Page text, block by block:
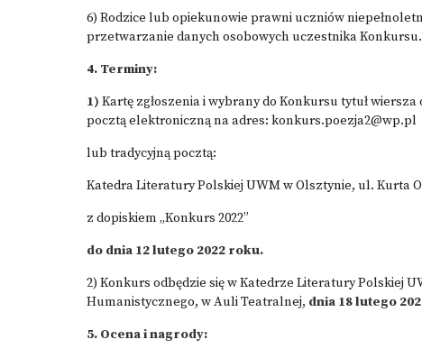
6) Rodzice lub opiekunowie prawni uczniów
przetwarzanie danych osobowych uczestnika
4. Terminy:
1) Kartę zgłoszenia i wybrany do Konkursu tytuł
pocztą elektroniczną na adres: konkurs.poezja2@wp.pl
lub tradycyjną pocztą:
Katedra Literatury Polskiej UWM w Olsztynie, ul. Kurta
z dopiskiem „Konkurs 2022”
do dnia 12 lutego 2022 roku.
2) Konkurs odbędzie się w Katedrze Literatury Polskiej
Humanistycznego, w Auli Teatralnej, dnia 18 lutego
5. Ocena i nagrody: